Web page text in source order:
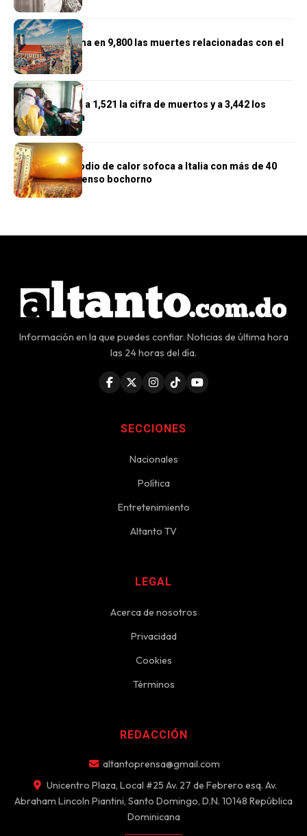
INTERNACIONALES
Alemania estima en 9,800 las muertes relacionadas con el
calor
INTERNACIONALES
El Congo eleva a 1,521 la cifra de muertos y a 3,442 los
casos de ébola
INTERNACIONALES
Un nuevo episodio de calor sofoca a Italia con más de 40
grados y un intenso bochorno
Información en la que puedes confiar. Noticias de última hora
las 24 horas del día.
SECCIONES
Nacionales
Política
Entretenimiento
Altanto TV
LEGAL
Acerca de nosotros
Privacidad
Cookies
Términos
REDACCIÓN
altantoprensa@gmail.com
Unicentro Plaza, Local #25 Av. 27 de Febrero esq. Av.
Abraham Lincoln Piantini, Santo Domingo, D.N. 10148 República
Dominicana